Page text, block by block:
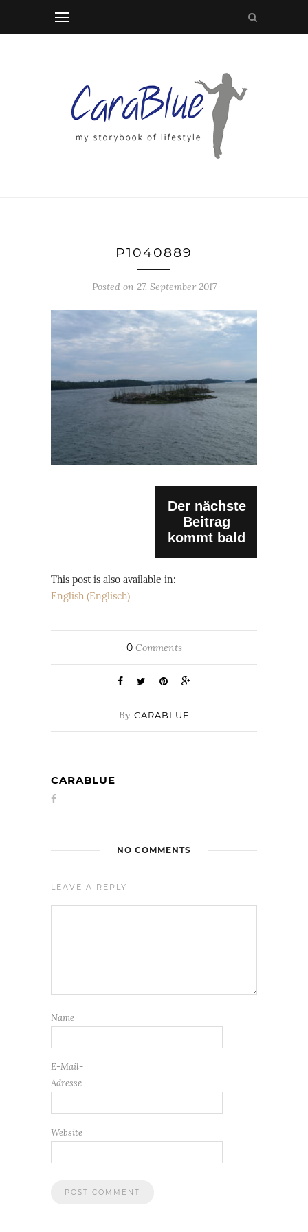
P1040889
Posted on 27. September 2017
Der nächste
Beitrag
kommt bald
This post is also available in:
English (Englisch)
0Comments
By CARABLUE
CARABLUE
NO COMMENTS
LEAVE A REPLY
Name
E-Mail-
Adresse
Website